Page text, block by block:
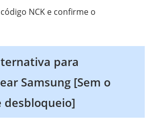
NCK e confirme o
para
Samsung [Sem o
desbloqueio]